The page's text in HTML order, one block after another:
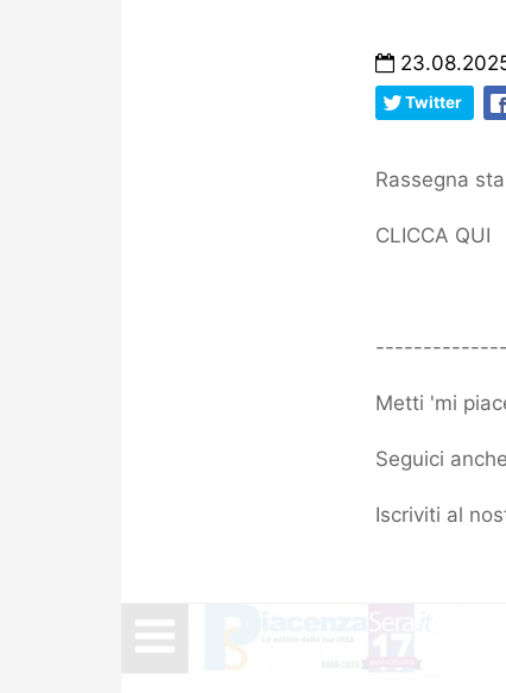
Twitter
Rassegna
CLICCA QUI
Metti 'mi
Seguici
Iscriviti al